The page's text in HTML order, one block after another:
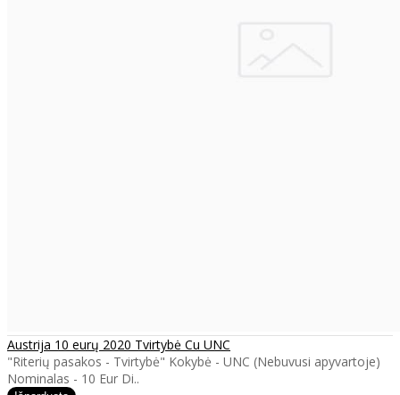
Austrija 10 eurų 2020 Tvirtybė Cu UNC
"Riterių pasakos - Tvirtybė" Kokybė - UNC (Nebuvusi apyvartoje)
Nominalas - 10 Eur Di..